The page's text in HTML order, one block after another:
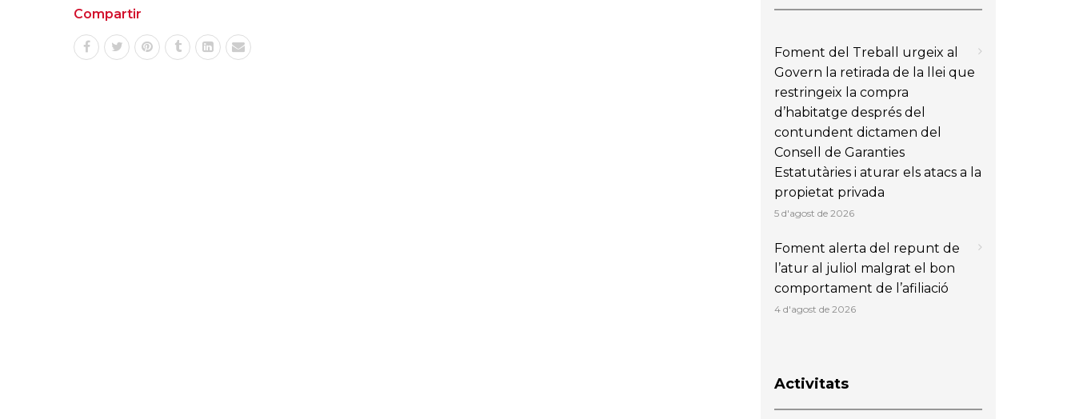
Compartir
Foment del Treball urgeix al
Govern la retirada de la llei que
restringeix la compra
d’habitatge després del
contundent dictamen del
Consell de Garanties
Estatutàries i aturar els atacs a la
propietat privada
5 d'agost de 2026
Foment alerta del repunt de
l’atur al juliol malgrat el bon
comportament de l’afiliació
4 d'agost de 2026
Activitats